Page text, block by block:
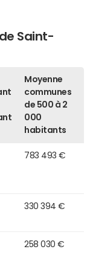
Saint-
Moyenne
communes
de 500 à 2
000
habitants
783 493 €
330 394 €
258 030 €